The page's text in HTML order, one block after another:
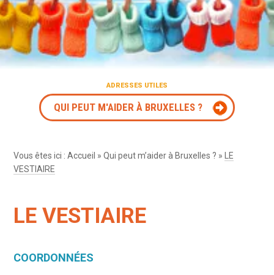
ADRESSES UTILES
QUI PEUT M'AIDER À BRUXELLES ?
Vous êtes ici :Accueil »Qui peut m’aider à Bruxelles ? »
LE
VESTIAIRE
LE VESTIAIRE
COORDONNÉES